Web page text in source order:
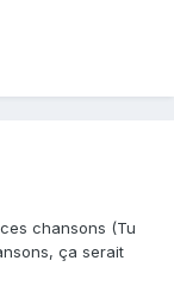
chansons (Tu
ça serait